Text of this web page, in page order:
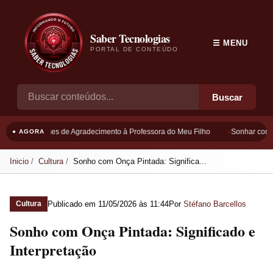
Saber Tecnologias
PORTAL DE CONTEÚDO
Buscar
☰ MENU
● AGORAFrases de Agradecimento à Professora do Meu Filho Sonhar com
Inicio Cultura Sonho com Onça Pintada: Significa...
Cultura Publicado em 11/05/2026 às 11:44Por Stéfano Barcellos
Sonho com Onça Pintada: Significado e
Interpretação